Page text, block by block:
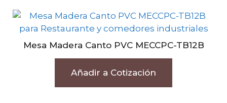
Mesa Madera Canto PVC MECCPC-TB12B
Añadir a Cotización